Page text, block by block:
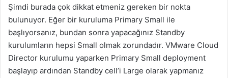
Şimdi burada çok dikkat etmeniz gereken bir nokta
bulunuyor. Eğer bir kuruluma Primary Small ile
başlıyorsanız, bundan sonra yapacağınız Standby
kurulumların hepsi Small olmak zorundadır. VMware Cloud
Director kurulumu yaparken Primary Small deployment
başlayıp ardından Standby cell’i Large olarak yapmanız